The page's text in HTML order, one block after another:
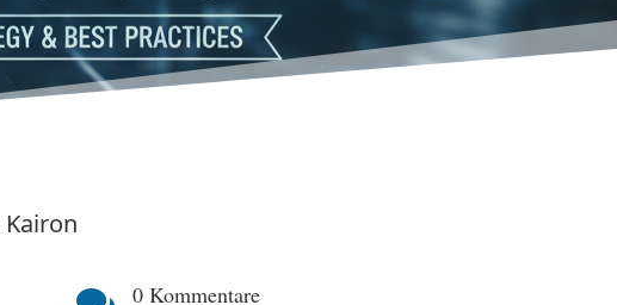
Kairon
0 Kommentare